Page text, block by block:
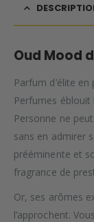
Oud Mood
Parfum d’élite
Perfumes
Personne ne
sans en admirer
prééminente et
fragrance de
Or, ses arômes
l’approchent.